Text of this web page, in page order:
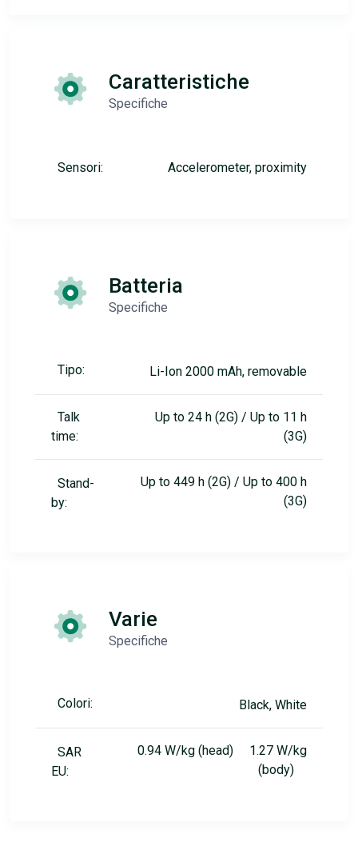
Caratteristiche
Specifiche
Sensori: Accelerometer, proximity
Batteria
Specifiche
Tipo: Li-Ion 2000 mAh, removable
Talk
time:
Up to 24 h (2G) / Up to 11 h
(3G)
Stand-
by:
Up to 449 h (2G) / Up to 400 h
(3G)
Varie
Specifiche
Colori: Black, White
SAR
EU:
0.94 W/kg (head) 1.27 W/kg
(body)